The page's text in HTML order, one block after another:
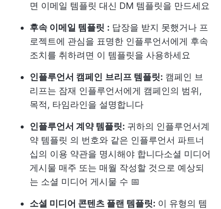
면 이메일 템플릿 대신 DM 템플릿을 만드세요
후속 이메일 템플릿 : 답장을 받지 못했거나 프
로젝트에 관심을 표명한 인플루언서에게 후속
조치를 취하려면 이 템플릿을 사용하세요
인플루언서 캠페인 브리프 템플릿: 캠페인 브
리프는 잠재 인플루언서에게 캠페인의 범위,
목적, 타임라인을 설명합니다
인플루언서 계약 템플릿: 귀하의 인플루언서계
약 템플릿 의 번호와 같은 인플루언서 파트너
십의 이용 약관을 명시해야 합니다소셜 미디어
게시물 매주 또는 매월 작성할 것으로 예상되
는 소셜 미디어 게시물 수 📅
소셜 미디어 콘텐츠 플랜 템플릿: 이 유형의 템